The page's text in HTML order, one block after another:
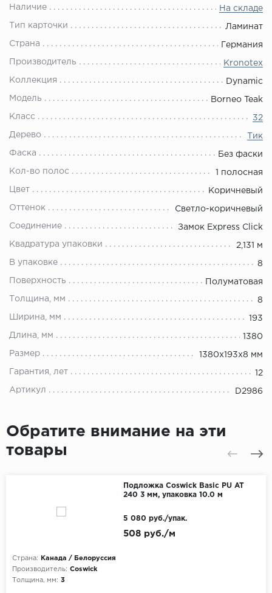
Наличие На складе
Тип карточки Ламинат
Страна Германия
Производитель Kronotex
Коллекция Dynamic
Модель Borneo Teak
Класс 32
Дерево Тик
Фаска Без фаски
Кол-во полос 1 полосная
Цвет Коричневый
Оттенок Светло-коричневый
Соединение Замок Express Click
Квадратура упаковки 2,131 м
В упаковке 8
Поверхность Полуматовая
Толщина, мм 8
Ширина, мм 193
Длина, мм 1380
Размер 1380х193х8 мм
Гарантия, лет 12
Артикул D2986
Обратите внимание на эти
товары
Подложка Coswick Basic PU AT
240 3 мм, упаковка 10.0 м
Страна:
Канада / Белоруссия
Производитель: Coswick
Толщина, мм: 3
508 руб./м
5 080 руб./упак.